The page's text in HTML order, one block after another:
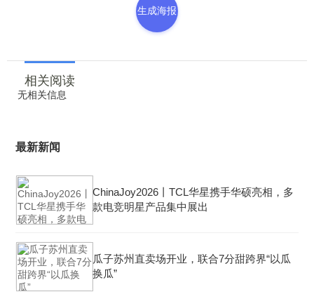
生成海报
相关阅读
无相关信息
最新新闻
ChinaJoy2026丨TCL华星携手华硕亮相，多
款电竞明星产品集中展出
瓜子苏州直卖场开业，联合7分甜跨界“以瓜
换瓜”